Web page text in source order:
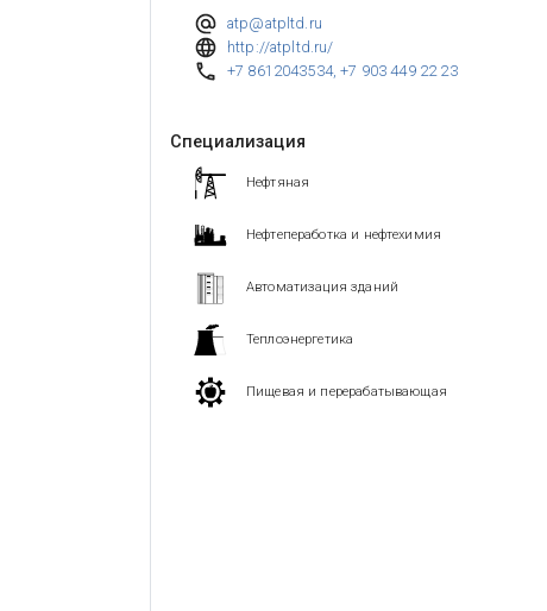
atp@atpltd.ru
http://atpltd.ru/
+7 8612043534,+7 903 449 22 23
Специализация
Нефтяная
Нефтепеработка и нефтехимия
Автоматизация зданий
Теплоэнергетика
Пищевая и перерабатывающая